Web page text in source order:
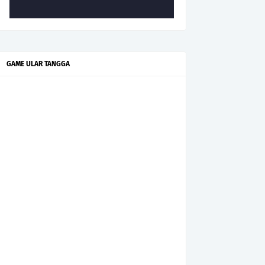
GAME ULAR TANGGA